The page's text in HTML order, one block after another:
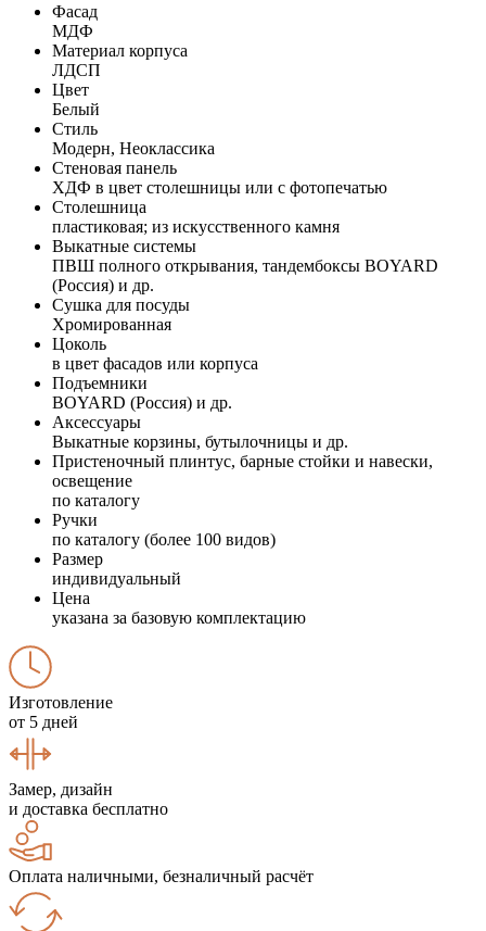
Фасад
МДФ
Материал корпуса
ЛДСП
Цвет
Белый
Стиль
Модерн, Неоклассика
Стеновая панель
ХДФ в цвет столешницы или с фотопечатью
Столешница
пластиковая; из искусственного камня
Выкатные системы
ПВШ полного открывания, тандембоксы BOYARD
(Россия) и др.
Сушка для посуды
Хромированная
Цоколь
в цвет фасадов или корпуса
Подъемники
BOYARD (Россия) и др.
Аксессуары
Выкатные корзины, бутылочницы и др.
Пристеночный плинтус, барные стойки и навески,
освещение
по каталогу
Ручки
по каталогу (более 100 видов)
Размер
индивидуальный
Цена
указана за базовую комплектацию
Изготовление
от 5 дней
Замер, дизайн
и доставка бесплатно
Оплата наличными, безналичный расчёт